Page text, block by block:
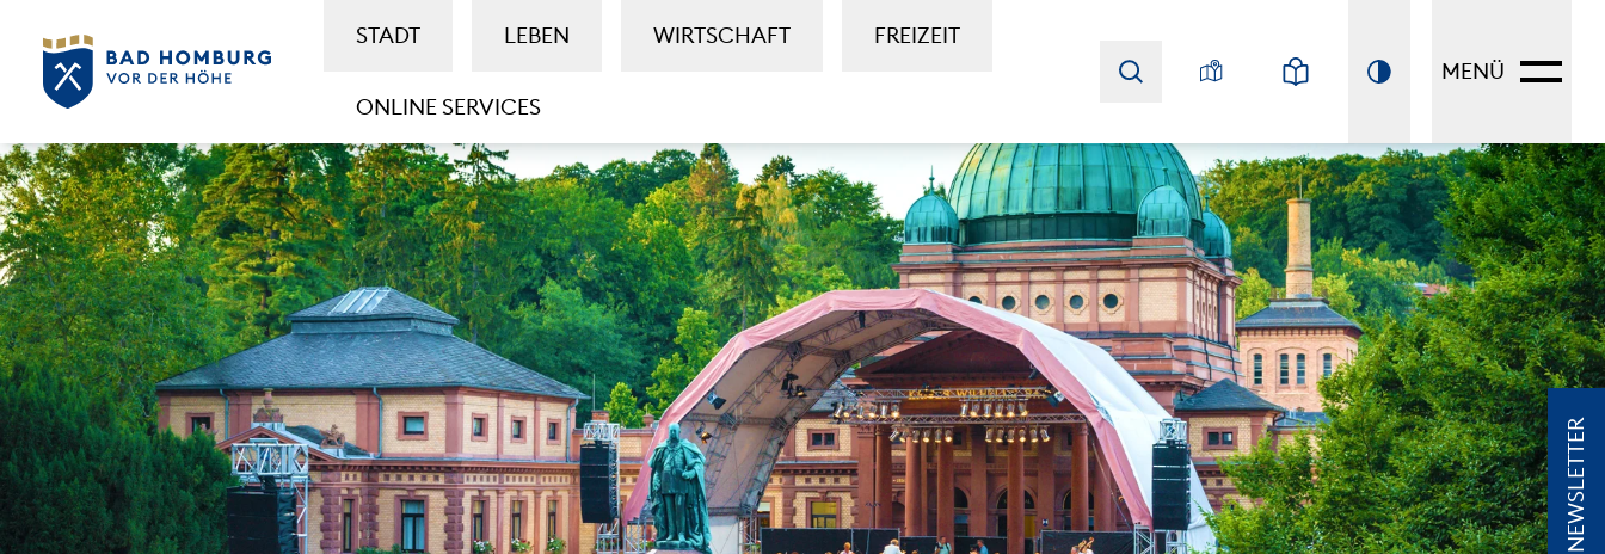
STADT LEBEN WIRTSCHAFT FREIZEIT
ONLINE SERVICES
MENÜ
NEWSLETTER